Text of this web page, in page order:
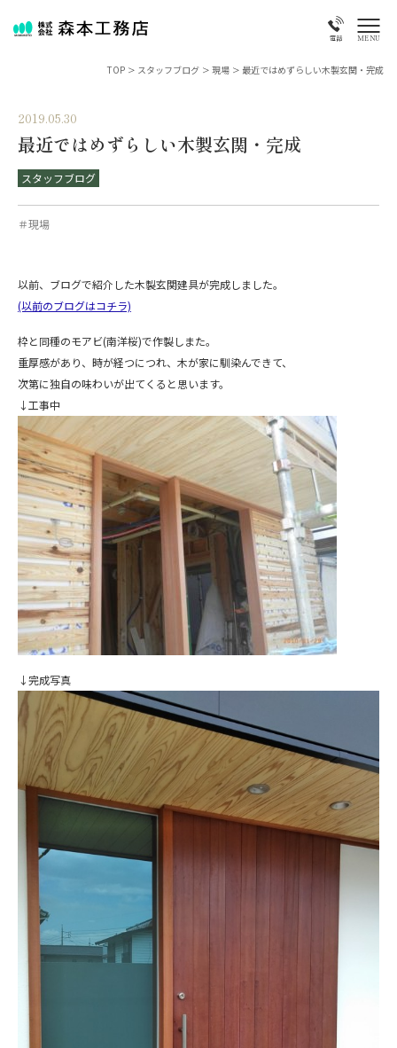
電話 MENU
TOP > スタッフブログ > 現場 > 最近ではめずらしい木製玄関・完成
2019.05.30
最近ではめずらしい木製玄関・完成
スタッフブログ
＃現場
以前、ブログで紹介した木製玄関建具が完成しました。
(以前のブログはコチラ)
枠と同種のモアビ(南洋桜)で作製しまた。
重厚感があり、時が経つにつれ、木が家に馴染んできて、
次第に独自の味わいが出てくると思います。
↓工事中
↓完成写真